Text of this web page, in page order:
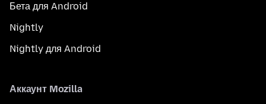
Бета для Android
Nightly
Nightly для Android
Аккаунт Mozilla